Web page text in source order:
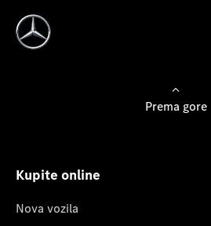
Prema gore
Kupite online
Nova vozila